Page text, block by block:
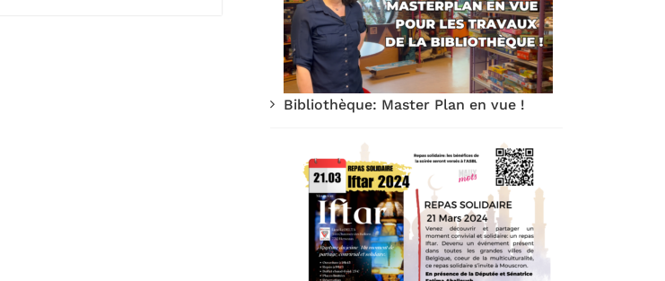
Bibliothèque: Master Plan en vue !